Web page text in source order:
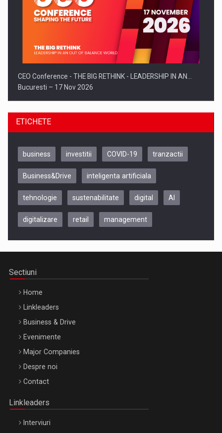
CEO Conference - THE BIG RETHINK - LEADERSHIP IN AN…
Bucuresti – 17 Nov 2026
Be Inspired. Make it Happen!, CLUJ, 9 Decembrie
Be Inspired. Make it Happen!, ARTEMIS LETO, ORADEA, 8
Octombrie
ETICHETE
business investitii COVID-19 tranzactii
Business&Drive inteligenta artificiala
tehnologie sustenabilitate digital AI
digitalizare retail management
Sectiuni
Home
Linkleaders
Business & Drive
Evenimente
Major Companies
Despre noi
Contact
Linkleaders
Interviuri